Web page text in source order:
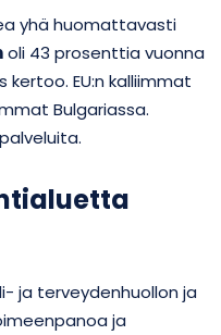
yhä huomattavasti
oli 43 prosenttia vuonna
EU:n kalliimmat
Bulgariassa.
ja terveydenhuollon ja
ja